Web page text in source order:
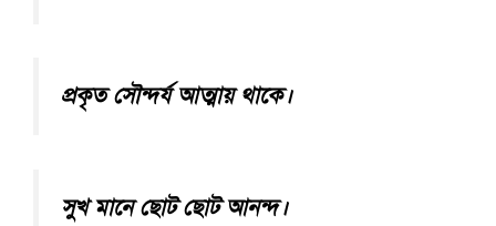
প্রকৃত সৌন্দর্য আত্মায় থাকে।
সুখ মানে ছোট ছোট আনন্দ।